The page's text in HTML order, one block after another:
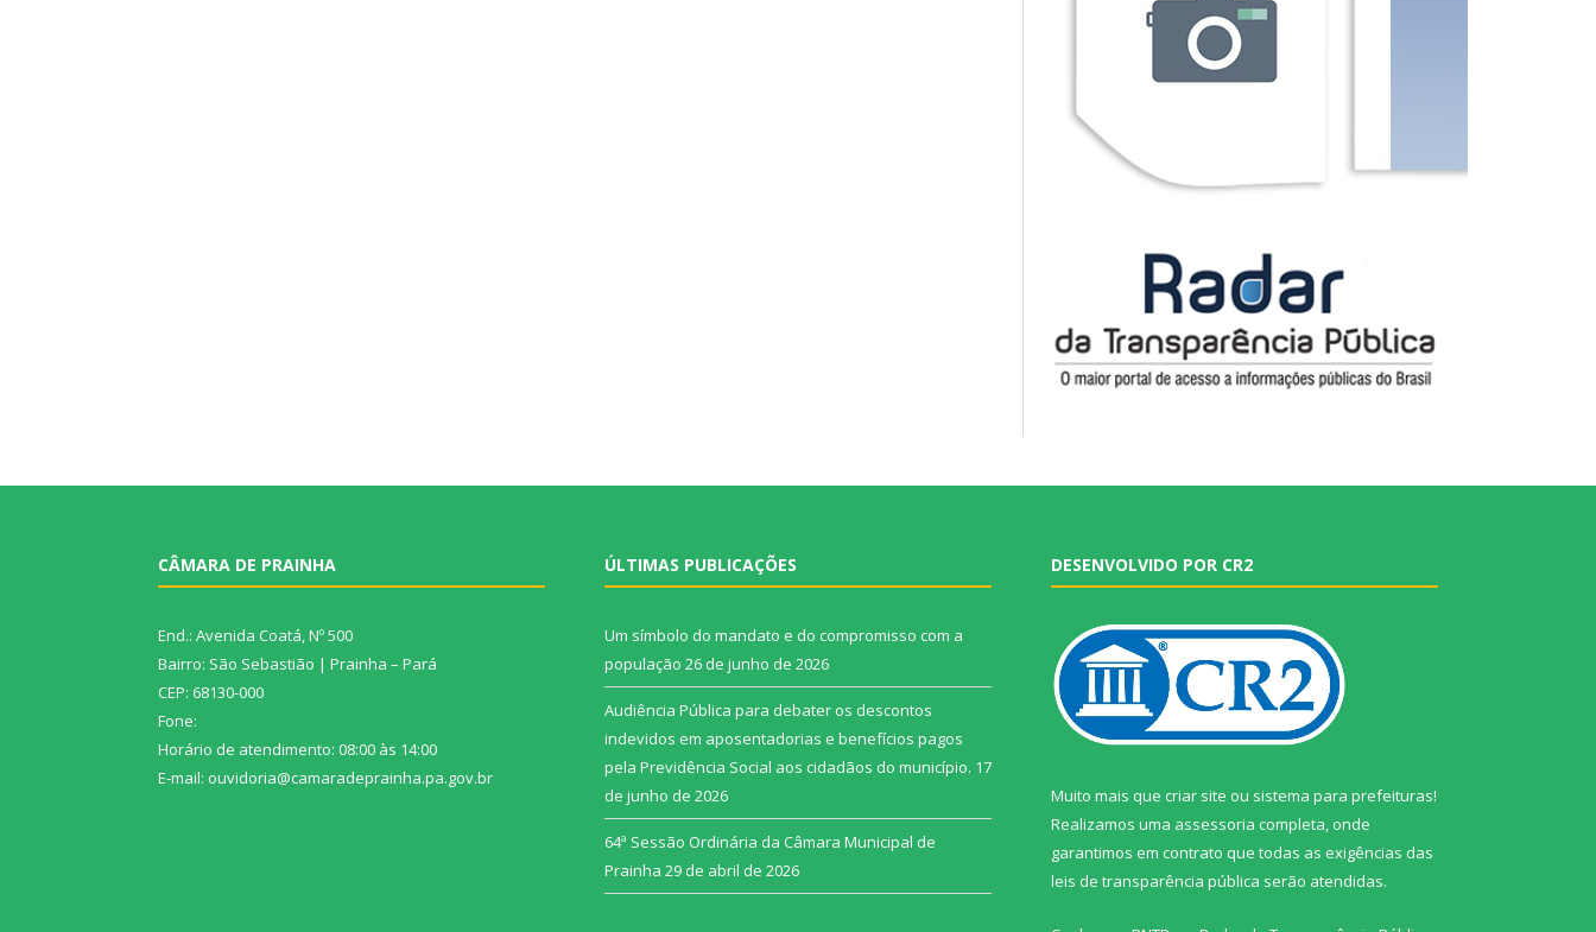
CÂMARA DE PRAINHA
End.: Avenida Coatá, Nº 500
Bairro: São Sebastião | Prainha – Pará
CEP: 68130-000
Fone:
Horário de atendimento: 08:00 às 14:00
E-mail: ouvidoria@camaradeprainha.pa.gov.br
ÚLTIMAS PUBLICAÇÕES
Um símbolo do mandato e do compromisso com a
população 26 de junho de 2026
Audiência Pública para debater os descontos
indevidos em aposentadorias e benefícios pagos
pela Previdência Social aos cidadãos do município. 17
de junho de 2026
64ª Sessão Ordinária da Câmara Municipal de
Prainha 29 de abril de 2026
DESENVOLVIDO POR CR2
Muito mais que criar site ou sistema para prefeituras!
Realizamos uma assessoria completa, onde
garantimos em contrato que todas as exigências das
leis de transparência pública serão atendidas.